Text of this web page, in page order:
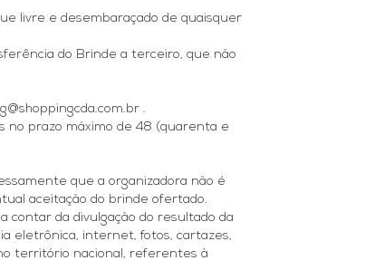
livre e desembaraçado de quaisquer
do Brinde a terceiro, que não
.
no prazo máximo de 48 (quarenta e
que a organizadora não é
aceitação do brinde ofertado.
contar da divulgação do resultado da
eletrônica, internet, fotos, cartazes,
território nacional, referentes à